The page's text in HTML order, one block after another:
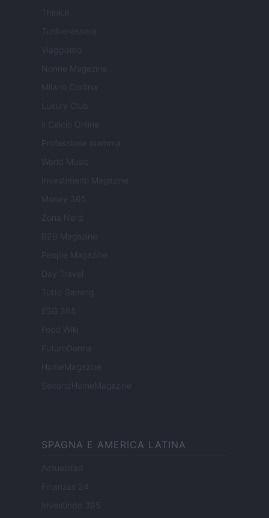
Think.it
Tuobenessere
Viaggiamo
Nonne Magazine
Milano Cortina
Luxury Club
Il Calcio Online
Professione mamma
World Music
Investimenti Magazine
Money 365
Zona Nerd
B2B Magazine
People Magazine
Day Travel
Tutto Gaming
ESG 365
Food Wiki
FuturoDonna
HomeMagazine
SecondHomeMagazine
SPAGNA E AMERICA LATINA
Actualidad
Finanzas 24
Investindo 365